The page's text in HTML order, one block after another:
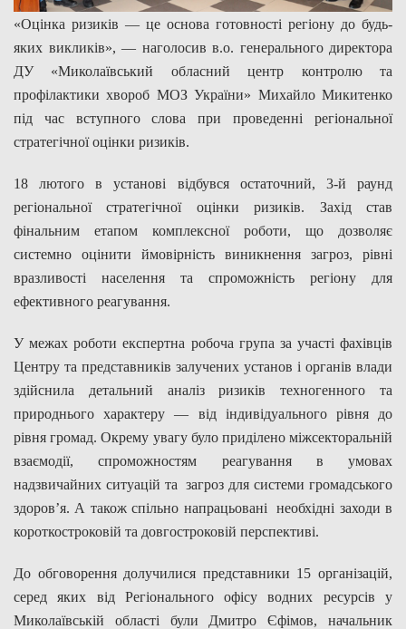
«Оцінка ризиків — це основа готовності регіону до будь-
яких викликів», — наголосив в.о. генерального директора
ДУ «Миколаївський обласний центр контролю та
профілактики хвороб МОЗ України» Михайло Микитенко
під час вступного слова при проведенні регіональної
стратегічної оцінки ризиків.
18 лютого в установі відбувся остаточний, 3-й раунд
регіональної стратегічної оцінки ризиків. Захід став
фінальним етапом комплексної роботи, що дозволяє
системно оцінити ймовірність виникнення загроз, рівні
вразливості населення та спроможність регіону для
ефективного реагування.
У межах роботи експертна робоча група за участі фахівців
Центру та представників залучених установ і органів влади
здійснила детальний аналіз ризиків техногенного та
природнього характеру — від індивідуального рівня до
рівня громад. Окрему увагу було приділено міжсекторальній
взаємодії, спроможностям реагування в умовах
надзвичайних ситуацій та загроз для системи громадського
здоров’я. А також спільно напрацьовані необхідні заходи в
короткостроковій та довгостроковій перспективі.
До обговорення долучилися представники 15 організацій,
серед яких від Регіонального офісу водних ресурсів у
Миколаївській області були Дмитро Єфімов, начальник